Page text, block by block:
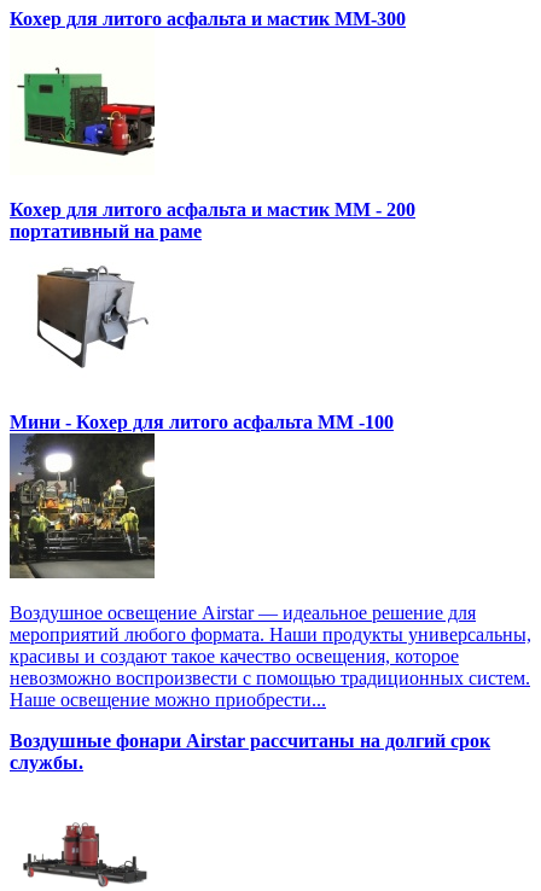
Кохер для литого асфальта и мастик MM-300
Кохер для литого асфальта и мастик MM - 200
портативный на раме
Мини - Кохер для литого асфальта MM -100
Воздушное освещение Airstar — идеальное решение для
мероприятий любого формата. Наши продукты универсальны,
красивы и создают такое качество освещения, которое
невозможно воспроизвести с помощью традиционных систем.
Наше освещение можно приобрести...
Воздушные фонари Airstar рассчитаны на долгий срок
службы.